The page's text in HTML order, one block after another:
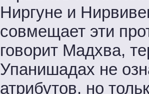
Ниргуне и
совмещает эти
говорит Мадхва,
Упанишадах не
атрибутов, но